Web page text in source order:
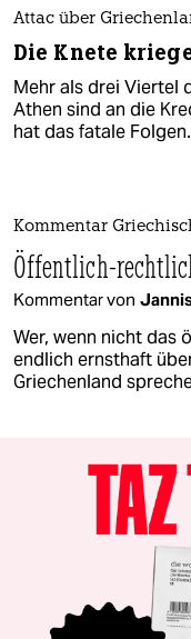
Attac über
Die Knete
Mehr als drei Viertel
Athen sind an die
hat das fatale
Kommentar
Öffentlich-
Kommentar von
Wer, wenn nicht das
endlich ernsthaft
Griechenland